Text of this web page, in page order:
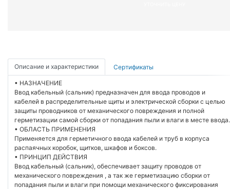
Описание и характеристики Сертификаты
• НАЗНАЧЕНИЕ
Ввод кабельный (сальник) предназначен для ввода проводов и
кабелей в распределительные щиты и электрической сборки с целью
защиты проводников от механического повреждения и полной
герметизации самой сборки от попадания пыли и влаги в месте ввода.
• ОБЛАСТЬ ПРИМЕНЕНИЯ
Применяется для герметичного ввода кабелей и труб в корпуса
распаячных коробок, щитков, шкафов и боксов.
• ПРИНЦИП ДЕЙСТВИЯ
Ввод кабельный (сальник), обеспечивает защиту проводов от
механического повреждения , а так же герметизацию сборки от
попадания пыли и влаги при помощи механического фиксирования